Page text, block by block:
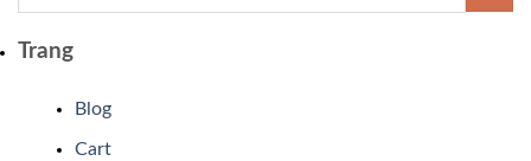
Trang
Blog
Cart